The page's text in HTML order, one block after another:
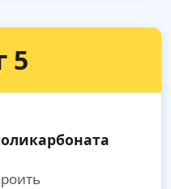
5